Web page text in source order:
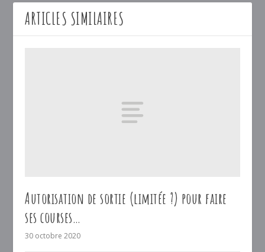
ARTICLES SIMILAIRES
Autorisation de sortie (limitée ?) pour faire
ses courses…
30 octobre 2020